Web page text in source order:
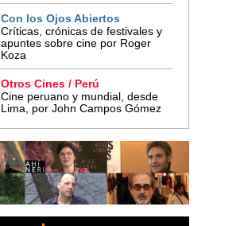
Con los Ojos Abiertos
Críticas, crónicas de festivales y
apuntes sobre cine por Roger
Koza
Otros Cines / Perú
Cine peruano y mundial, desde
Lima, por John Campos Gómez